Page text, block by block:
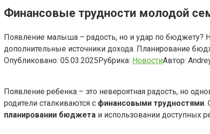
Финансовые трудности молодой
Появление малыша – радость, но и удар по бюджету?
дополнительные источники дохода. Планирование
Опубликовано: 05.03.2025Рубрика: НовостиАвтор:
Появление ребенка – это невероятная радость, но
родители сталкиваются с финансовыми трудностями.
планировании бюджета и использовании доступных